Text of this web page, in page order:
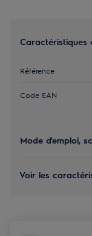
Caractéristiques
Référence
Code EAN
Mode d'emploi,
Voir les